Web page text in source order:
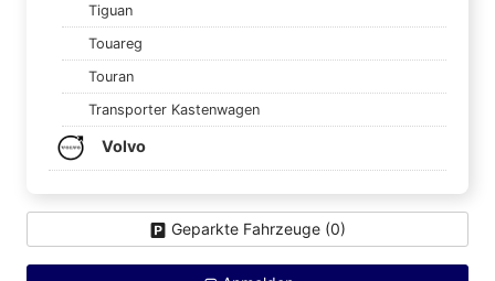
Tiguan
Touareg
Touran
Transporter Kastenwagen
Volvo
Geparkte Fahrzeuge (0)